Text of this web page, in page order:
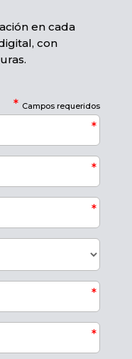
en cada
con
* Campos requeridos